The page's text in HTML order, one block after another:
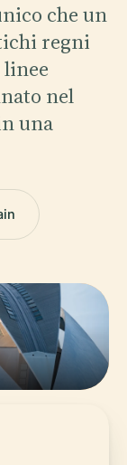
che un
regni
nel
una